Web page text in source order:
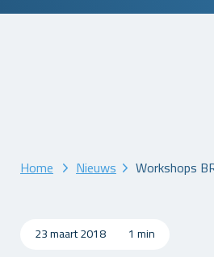
Home Nieuws Workshops
23 maart 2018 1 min